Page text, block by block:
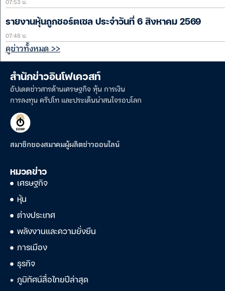
รายงานหุ้นถูกชอร์ตเซล ประจำวันที่ 6 สิงหาคม 2569
07:48 น.
ดูข่าวทั้งหมด >>
สำนักข่าวอินโฟเควสท์
อัปเดตข่าวสารด้านเศรษฐกิจ หุ้น การเงิน
การลงทุน คริปโท และประเด็นน่าสนใจรอบโลก
สมาชิกของสมาคมผู้ผลิตข่าวออนไลน์
หมวดข่าว
เศรษฐกิจ
หุ้น
ต่างประเทศ
พลังงานและความยั่งยืน
การเมือง
ธุรกิจ
ภูมิทัศน์สื่อไทยปีล่าสุด